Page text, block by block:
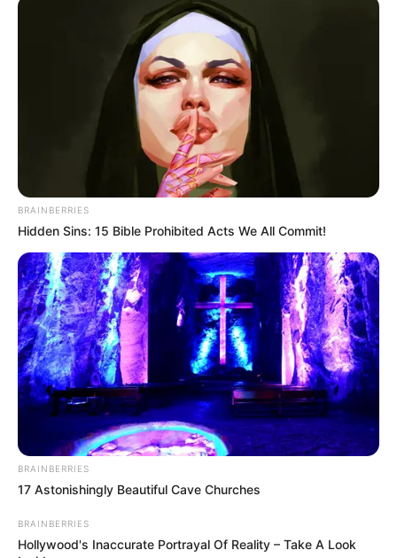
cadernosafetivos.blogspot.com
Furador de papel tipo alicate – Esse furador pode
ser utilizado para fazer furos menores, para
passar fios e fitas.
Furadores de papel em formatos variados – Esses
furadores, muito comuns na arte do
scrapbook,podem ser muito úteis para enfeitar a
peça, depois de finalizada.
BRAINBERRIES
Hidden Sins: 15 Bible Prohibited Acts We All Commit!
BRAINBERRIES
17 Astonishingly Beautiful Cave Churches
BRAINBERRIES
Hollywood's Inaccurate Portrayal Of Reality – Take A Look